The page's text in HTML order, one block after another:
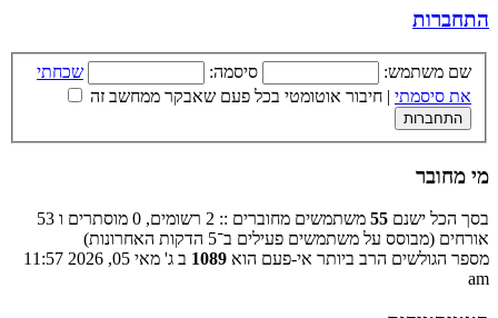
התחברות
שם משתמש: סיסמה:
שכחתי
את סיסמתי | חיבור אוטומטי בכל פעם שאבקר ממחשב זה
מי מחובר
בסך הכל ישנם 55
משתמשים מחוברים :: 2 רשומים, 0 מוסתרים ו 53
אורחים (מבוסס על משתמשים פעילים ב־5 הדקות האחרונות)
מספר הגולשים הרב ביותר אי-פעם הוא 1089
ב ג' מאי 05, 2026 11:57
am